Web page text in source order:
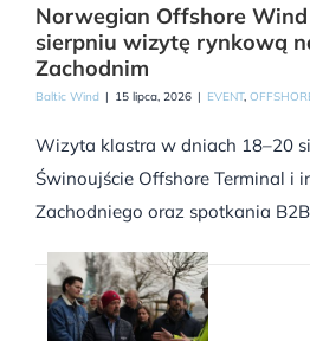
Norwegian Offshore
sierpniu wizytę rynkową
Zachodnim
Baltic Wind | 15 lipca, 2026 | EVENT,
Wizyta klastra w dniach 18–20
Świnoujście Offshore Terminal i
Zachodniego oraz spotkania